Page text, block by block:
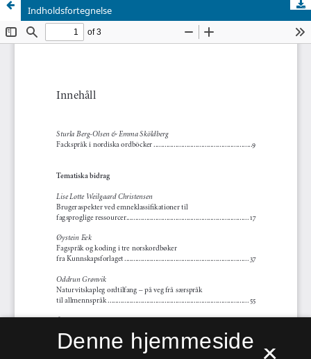
Indholdsfortegnelse
×
Denne hjemmeside